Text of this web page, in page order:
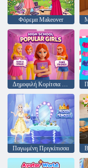
Φόρεμα Makeover
Δημοφιλή Κορίτσια Γυμνασίου
Παγωμένη Πριγκίπισσα